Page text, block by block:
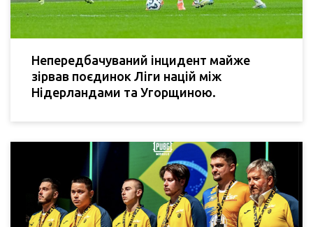
Непередбачуваний інцидент майже
зірвав поєдинок Ліги націй між
Нідерландами та Угорщиною.